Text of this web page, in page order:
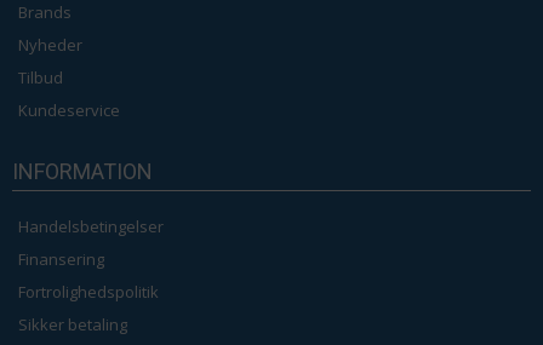
Brands
Nyheder
Tilbud
Kundeservice
INFORMATION
Handelsbetingelser
Finansering
Fortrolighedspolitik
Sikker betaling